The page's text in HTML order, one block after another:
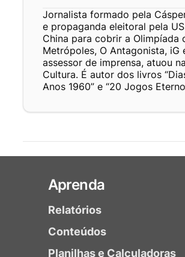
Jornalista formado pela
e propaganda eleitoral pela
China para cobrir a Olimpíada
Metrópoles, O Antagonista,
assessor de imprensa, atuou
Cultura. É autor dos livros
Anos 1960” e “20 Jogos
Aprenda
Relatórios
Conteúdos
Planilhas e Calculadoras